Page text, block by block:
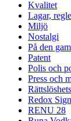
Kvalitet
Lagar,
Miljö
Nostalgi
På den
Patent
Polis och
Press och
Redox
RENU 28